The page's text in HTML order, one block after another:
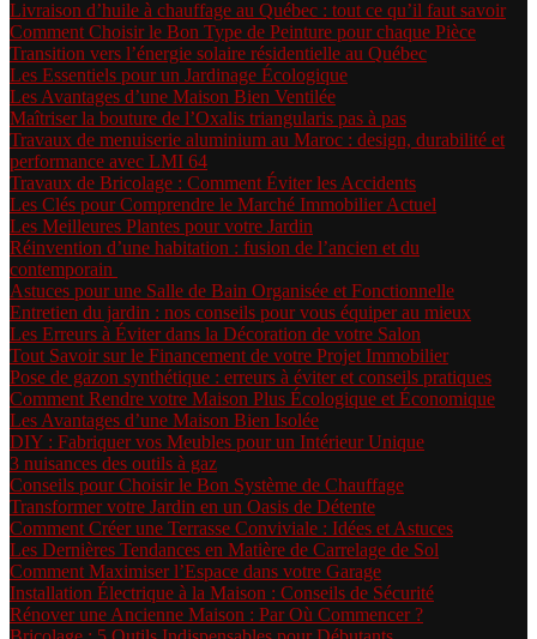
Livraison d’huile à chauffage au Québec : tout ce qu’il faut savoir
Comment Choisir le Bon Type de Peinture pour chaque Pièce
Transition vers l’énergie solaire résidentielle au Québec
Les Essentiels pour un Jardinage Écologique
Les Avantages d’une Maison Bien Ventilée
Maîtriser la bouture de l’Oxalis triangularis pas à pas
Travaux de menuiserie aluminium au Maroc : design, durabilité et
performance avec LMI 64
Travaux de Bricolage : Comment Éviter les Accidents
Les Clés pour Comprendre le Marché Immobilier Actuel
Les Meilleures Plantes pour votre Jardin
Réinvention d’une habitation : fusion de l’ancien et du
contemporain
Astuces pour une Salle de Bain Organisée et Fonctionnelle
Entretien du jardin : nos conseils pour vous équiper au mieux
Les Erreurs à Éviter dans la Décoration de votre Salon
Tout Savoir sur le Financement de votre Projet Immobilier
Pose de gazon synthétique : erreurs à éviter et conseils pratiques
Comment Rendre votre Maison Plus Écologique et Économique
Les Avantages d’une Maison Bien Isolée
DIY : Fabriquer vos Meubles pour un Intérieur Unique
3 nuisances des outils à gaz
Conseils pour Choisir le Bon Système de Chauffage
Transformer votre Jardin en un Oasis de Détente
Comment Créer une Terrasse Conviviale : Idées et Astuces
Les Dernières Tendances en Matière de Carrelage de Sol
Comment Maximiser l’Espace dans votre Garage
Installation Électrique à la Maison : Conseils de Sécurité
Rénover une Ancienne Maison : Par Où Commencer ?